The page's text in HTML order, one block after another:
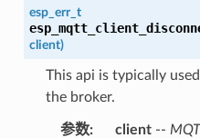
esp_err_t
client)
This api is typically
the broker.
参数: client--